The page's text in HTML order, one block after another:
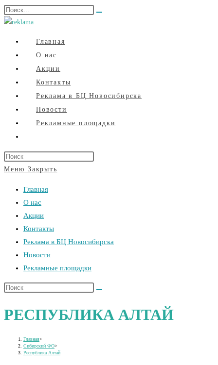
Перейти
к
Поиск
на
Главная
О нас
Акции
Контакты
Реклама в БЦ Новосибирска
Новости
Рекламные площадки
поиск
по
сайту
Меню Закрыть
Главная
О нас
Акции
Контакты
Реклама в БЦ Новосибирска
Новости
Рекламные площадки
Поиск
сайте
РЕСПУБЛИКА АЛТАЙ
Главная>
Сибирский ФО>
Республика Алтай